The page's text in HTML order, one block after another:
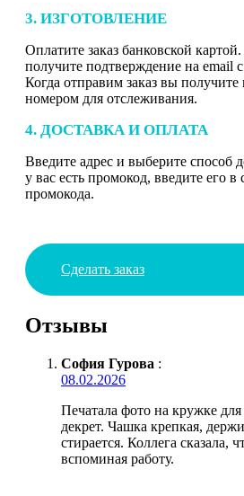
3. ИЗГОТОВЛЕНИЕ
Оплатите заказ банковской
получите подтверждение на email
Когда отправим заказ вы получите
номером для отслеживания.
4. ДОСТАВКА И ОПЛАТА
Введите адрес и выберите способ
у вас есть промокод, введите его
промокода.
Сделать заказ
Отзывы
София Гурова :
08.02.2026
Печатала фото на кружке
декрет. Чашка крепкая,
стирается. Коллега сказала,
вспоминая работу.